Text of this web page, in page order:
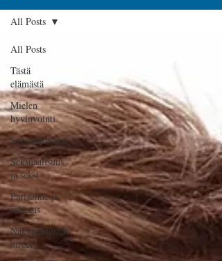
All Posts
Tästä
elämästä
Mielen
hyvinvointi
Sopeutuminen
Seksuaalisuus
ja seksi
Parisuhde ja
rakkaus
Näkymättömät
oireet
All Posts